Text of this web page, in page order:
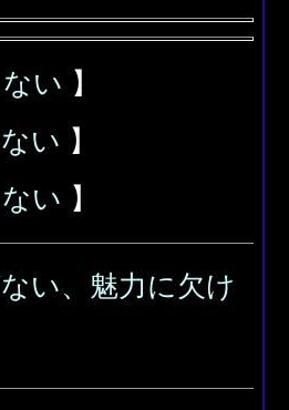
い 】
い 】
い 】
い、魅力に欠け